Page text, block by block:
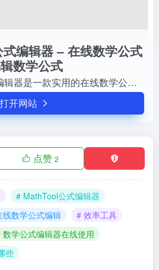
编辑器 – 在线数学公式
数学公式
MathTool公式编辑器是一款实用的在线数学公式编辑软件,支持在线编辑标准格式的数学公式,适用于在线教学、论文撰写、学术研究等多种场景,一键导入公式模板,轻松完成公式编辑需求.
打开网站
点赞 2
# MathTool公式编辑器
线数学公式编辑
# 效率工具
数学公式编辑器在线使用
些